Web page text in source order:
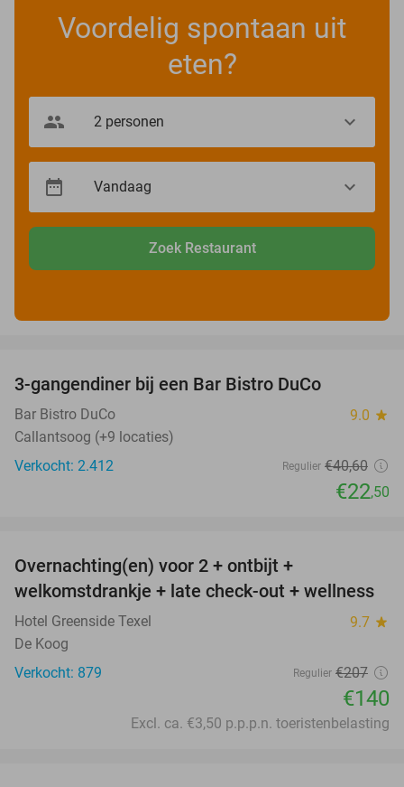
Voordelig spontaan uit
eten?
Zoek Restaurant
3-gangendiner bij een Bar Bistro DuCo
Bar Bistro DuCo 9.0 star
Callantsoog (+9 locaties)
Verkocht: 2.412
Regulier €40,60
€22,50
Overnachting(en) voor 2 + ontbijt +
welkomstdrankje + late check-out + wellness
Hotel Greenside Texel 9.7 star
De Koog
Verkocht: 879
Regulier €207
€140
Excl. ca. €3,50 p.p.p.n. toeristenbelasting